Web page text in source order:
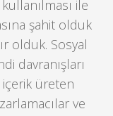
ile
şahit olduk
olduk. Sosyal
davranışları
içerik üreten
ve